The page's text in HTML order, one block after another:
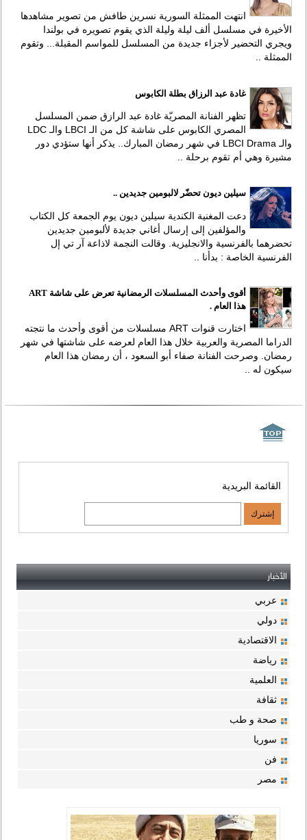
انتهت الممثلة السورية نسرين طافش من تصوير مشاهدها
الأخيرة في مسلسل ألف ليلة وليلة الذي يقوم تصويره في بولندا
ويجري التحضير لأجزاء جديدة من المسلسل للمواسم المقبلة... وتقوم
الممثلة ..
غادة عبد الرزاق بطلة الكابوس
تظهر الفنانة المصريّة غادة عبد الرازق ضمن المسلسل
المصري الكابوس على شاشة كل من الـ LBCI والـ LDC
والـ LBCI Drama في شهر رمضان المبارك.. يذكر أنها ستؤدي دور
مشيرة وهي أم تقوم برحلة ..
سيلين ديون تحضّر لالبومين جديدين ..
دعت المغنية الكندية سيلين ديون يوم الجمعة كل الكتاب
والمؤلفين إلى إرسال أغاني جديدة لألبومين جديدين
تحضرهما بالفرنسية والانجليزية. وقالت النجمة لاذاعة آر تي إل
الفرنسية الخاصة : بدأنا ..
أقوى وأحدث المسلسلات الرمضانية تعرض على شاشة ART
هذا العام .
اختارت قنوات ART مسلسلات من أقوى وأحدث ما نتجته
الدراما المصرية والعربية خلال هذا العام لعرضه على شاشتها في شهر
رمضان. وصرحت الفنانة صفاء أبو السعود ، أن رمضان هذا العام
سيكون له ..
القائمة البريدية
الأخبار
عربي
دولي
الاقتصادية
رياضة
العلمية
ثقافة
صحة و طب
سوريا
فن
مصر